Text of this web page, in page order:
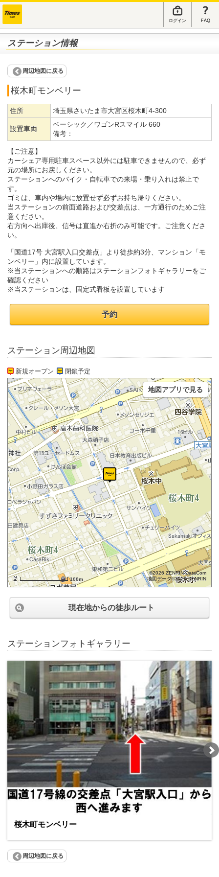
ログイン FAQ
ステーション情報
周辺地図に戻る
桜木町モンベリー
住所 埼玉県さいたま市大宮区桜木町4-300
設置車両
ベーシック／ワゴンRスマイル 660
備考：
【ご注意】
カーシェア専用駐車スペース以外には駐車できませんので、必ず
元の場所にお戻しください。
ステーションへのバイク・自転車での来場・乗り入れは禁止で
す。
ゴミは、車内や場内に放置せず必ずお持ち帰りください。
当ステーションの前面道路および交差点は、一方通行のためご注
意ください。
右方向へ出庫後、信号は直進か右折のみ可能です。ご注意くださ
い。
「国道17号 大宮駅入口交差点」より徒歩約3分、マンション「モ
ンベリー」内に設置しています。
※当ステーションへの順路はステーションフォトギャラリーをご
確認ください
※当ステーションは、固定式看板を設置しています
予約
ステーション周辺地図
新規オープン 閉鎖予定
100m
©2026 ZENRIN DataCom
地図データ©2026 ZENRIN
地図アプリで見る
現在地からの徒歩ルート
ステーションフォトギャラリー
桜木町モンベリー
周辺地図に戻る